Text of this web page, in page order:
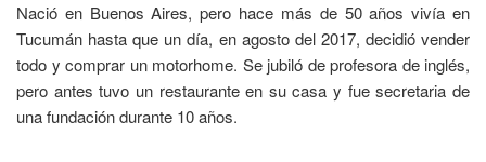
Nació en Buenos Aires, pero hace más de 50 años vivía en
Tucumán hasta que un día, en agosto del 2017, decidió vender
todo y comprar un motorhome. Se jubiló de profesora de inglés,
pero antes tuvo un restaurante en su casa y fue secretaria de
una fundación durante 10 años.